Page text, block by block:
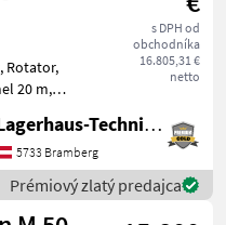
s DPH od
obchodníka
16.805,31 €
netto
20 m,
Mist, Sehr
Kaufpreis
Wir bitten
pe
Lagerhaus-Technik Bramberg
5733 Bramberg
Prémiový zlatý predajca